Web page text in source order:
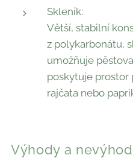
Skleník:
Větší, stabilní
z polykarbonátu,
umožňuje
poskytuje prostor
rajčata nebo
Výhody a